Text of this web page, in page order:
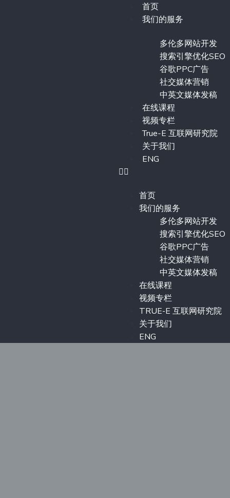
首页
我们的服务
多伦多网站开发
搜索引擎优化SEO
谷歌PPC广告
社交媒体营销
中英文媒体发稿
在线课程
视频专栏
True-E 互联网研究院
关于我们
ENG
首页
我们的服务
多伦多网站开发
搜索引擎优化SEO
谷歌PPC广告
社交媒体营销
中英文媒体发稿
在线课程
视频专栏
TRUE-E 互联网研究院
关于我们
ENG